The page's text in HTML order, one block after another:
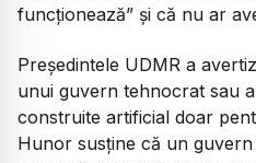
funcționează” și că nu ar
Președintele UDMR a
unui guvern tehnocrat sau
construite artificial doar
Hunor susține că un